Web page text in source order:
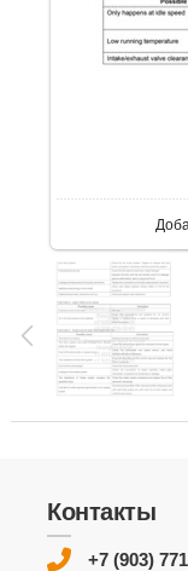
В
Контакты
+7 (903)